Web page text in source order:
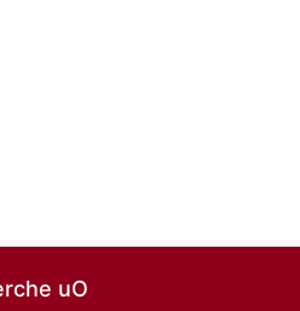
uO